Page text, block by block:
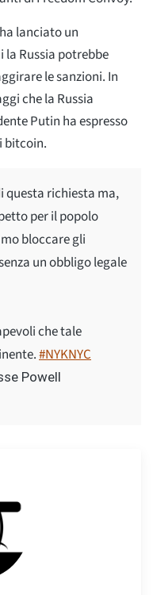
lanciato un
Russia potrebbe
le sanzioni. In
che la Russia
Putin ha espresso
bitcoin.
questa richiesta ma,
per il popolo
bloccare gli
un obbligo legale
che tale
#NYKNYC
Powell